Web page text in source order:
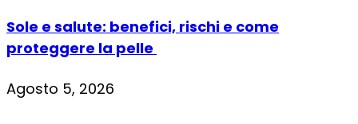
Sole e salute: benefici, rischi e come
proteggere la pelle
Agosto 5, 2026